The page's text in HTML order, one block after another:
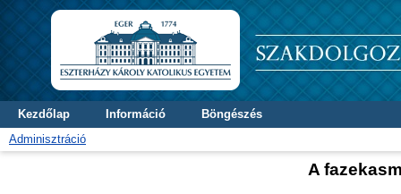
Kezdőlap Információ
Böngészés
Adminisztráció
A